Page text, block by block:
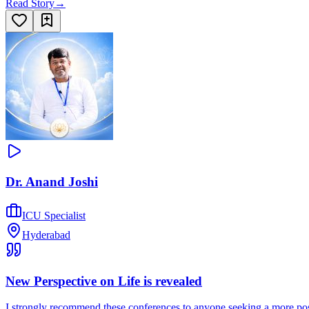
Read Story→
Dr. Anand Joshi
ICU Specialist
Hyderabad
New Perspective on Life is revealed